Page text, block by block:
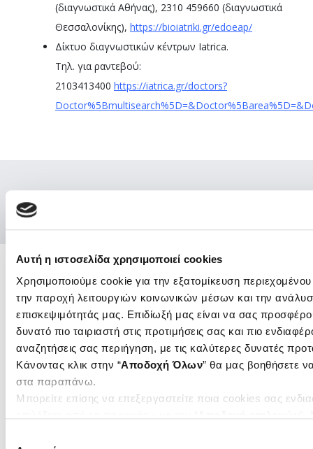
Αυτή η ιστοσελίδα χρησιμοποιεί cookies
Χρησιμοποιούμε cookie για την εξατομίκευση
την παροχή λειτουργιών κοινωνικών μέσων και την
επισκεψιμότητάς μας. Επιδίωξή μας είναι να σας
δυνατό πιο ταιριαστή στις προτιμήσεις σας και πιο
αναζητήσεις σας περιήγηση, με τις καλύτερες δυνατές
Κάνοντας κλικ στην “Αποδοχή Όλων” θα μας βοηθήσετε
στα παραπάνω.
Μπορείτε επίσης να επεξεργαστείτε ποια cookies σας
(διαγνωστικά Αθήνας), 2310 459660 (διαγνωστικά
Θεσσαλονίκης), https://bioiatriki.gr/edoeap/
Δίκτυο διαγνωστικών κέντρων Iatrica.
Τηλ. για ραντεβού:
2103413400 https://iatrica.gr/doctors?
Ενώσεις και Ομοσπονδίες
Χρήσιμοι κόμβοι
Επικοινωνία
Αποστολή Ηλ. Μηνύματος
Emails και τηλέφωνα εξυπηρέτησης
Βρείτε μας εδώ
Αθήνα